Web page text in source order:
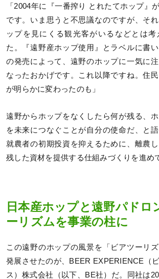
「2004年に『一番搾り とれたてホップ』
です。いま思うと不思議なのですが、そ
ップを見にくる観光客がいるなどとは考
た。『遠野産ホップ使用』とラベルに書
の発売によって、遠野のホップに一気に
なったおかげです。これ以降ですね。住
が明らかに変わったのも」
遠野からホップをなくしたら何が残る、
を未来につなぐことが自分の使命だ、と
就農者の初期投資を抑えるために、離農
残した資材を提供する仕組みづくりを進め
日本産ホップと遠野パドロ
ーリズムを事業の柱に
この遠野のホップの風景を「ビアツーリ
発展させたのが、BEER EXPERIENCE（
ス）株式会社（以下、BE社）だ。同社は